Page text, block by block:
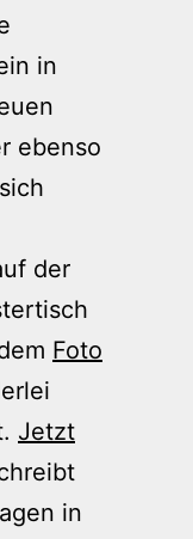
in
ebenso
der
Foto
Jetzt
in